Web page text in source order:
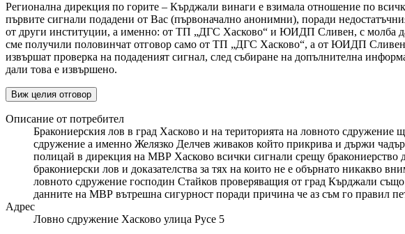
Регионална дирекция по горите – Кърджали винаги е взимала отношение по
първите сигнали подадени от Вас (първоначално анонимни), поради
от други институции, а именно: от ТП „ДГС Хасково“ и ЮИДП Сливен, с молба да
сме получили половинчат отговор само от ТП „ДГС Хасково“, а от ЮИДП
извършат проверка на подаденият сигнал, след събиране на допълнителна
дали това е извършено.
Виж целия отговор
Описание от потребител
Бракониерския лов в град Хасково и на територията на ловното
сдружение а именно Желязко Делчев живаков който прикрива и държи
полицай в дирекция на МВР Хасково всички сигнали срещу бракониерство
бракониерски лов и доказателства за тях на които не е обърнато никакво
ловното сдружение господин Стайков проверяващия от град Кърджали също
данните на МВР вътрешна сигурност поради причина че аз съм го правил
Адрес
Ловно сдружение Хасково улица Русе 5